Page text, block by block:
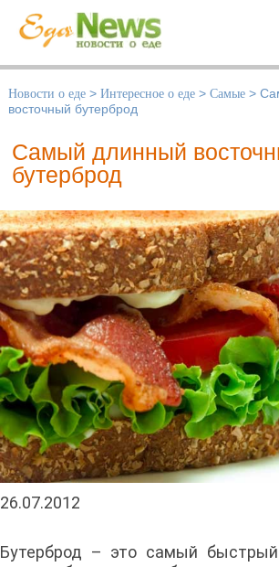
Новости о еде > Интересное о еде > Самые >
восточный бутерброд
Самый длинный
бутерброд
26.07.2012
Бутерброд – это самый быстрый